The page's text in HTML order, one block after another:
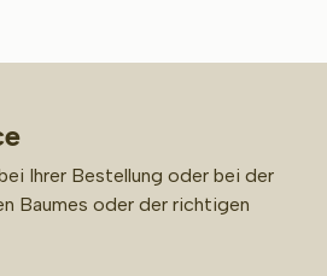
Ihrer Bestellung oder bei der
Baumes oder der richtigen